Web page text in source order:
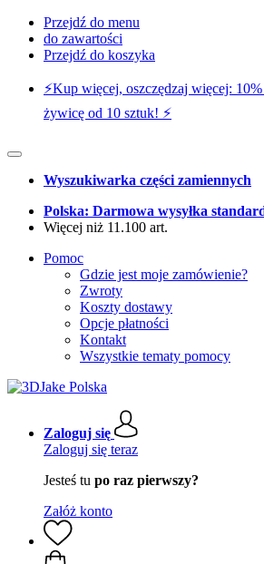
Przejdź do menu
do zawartości
Przejdź do koszyka
⚡️Kup więcej, oszczędzaj więcej:
żywicę od 10 sztuk! ⚡️
Wyszukiwarka części zamiennych
Polska: Darmowa wysyłka
Więcej niż 11.100 art.
Pomoc
Gdzie jest moje zamówienie?
Zwroty
Koszty dostawy
Opcje płatności
Kontakt
Wszystkie tematy pomocy
Zaloguj się
Zaloguj się teraz
Jesteś tu po raz pierwszy?
Załóż konto